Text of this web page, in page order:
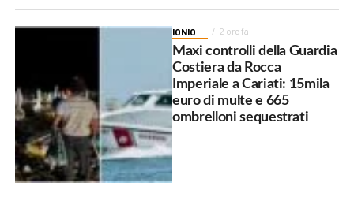
IONIO 2 ore fa
Maxi controlli della Guardia
Costiera da Rocca
Imperiale a Cariati: 15mila
euro di multe e 665
ombrelloni sequestrati